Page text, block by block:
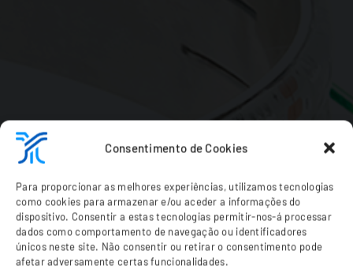
Consentimento de Cookies
Para proporcionar as melhores experiências, utilizamos tecnologias
como cookies para armazenar e/ou aceder a informações do
dispositivo. Consentir a estas tecnologias permitir-nos-á processar
dados como comportamento de navegação ou identificadores
únicos neste site. Não consentir ou retirar o consentimento pode
afetar adversamente certas funcionalidades.